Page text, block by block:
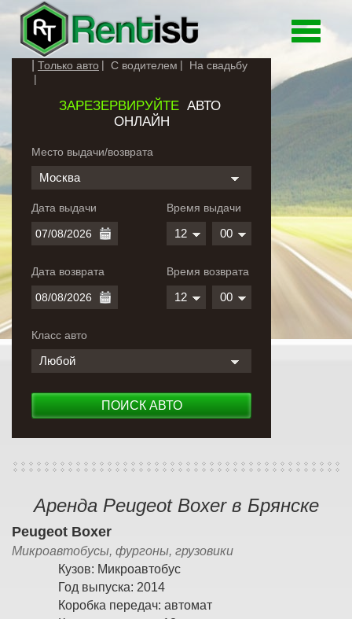
Toggle
Только авто С водителем На свадьбу
ЗАРЕЗЕРВИРУЙТЕАВТО
ОНЛАЙН
Место выдачи/возврата
Москва
Дата выдачи
Дата возврата
Время выдачи
12 00
Время возврата
12 00
Класс авто
Любой
ПОИСК АВТО
Аренда Peugeot Boxer в Брянске
Peugeot Boxer
Микроавтобусы, фургоны, грузовики
Кузов: Микроавтобус
Год выпуска: 2014
Коробка передач: автомат